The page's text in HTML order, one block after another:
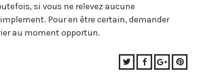
si vous ne relevez aucune
Pour en être certain, demander
au moment opportun.
TwitterFacebook
Google+Pinterest